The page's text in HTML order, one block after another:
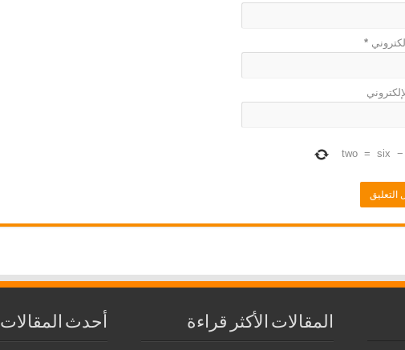
*
−
six
=
two
المقالات الأكثر قراءة أحدث المقالات